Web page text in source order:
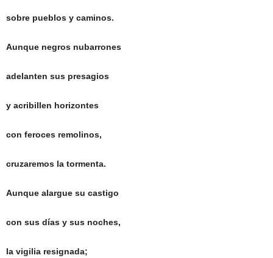
sobre pueblos y caminos.
Aunque negros nubarrones
adelanten sus presagios
y acribillen horizontes
con feroces remolinos,
cruzaremos la tormenta.
Aunque alargue su castigo
con sus días y sus noches,
la vigilia resignada;